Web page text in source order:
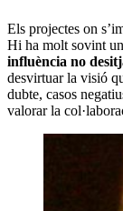
Els projectes on
Hi ha molt sovint
influència no
desvirtuar la visió
dubte, casos
valorar la